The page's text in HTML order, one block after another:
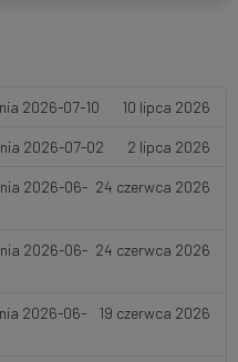
10 lipca 2026
2026-07-10
2 lipca 2026
2026-07-02
24 czerwca 2026
2026-06-
24 czerwca 2026
2026-06-
19 czerwca 2026
2026-06-